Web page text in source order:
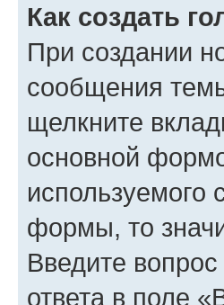
Как создать
При создании
сообщения
щелкните
основной
используемого
формы, то
Введите
ответа в поле